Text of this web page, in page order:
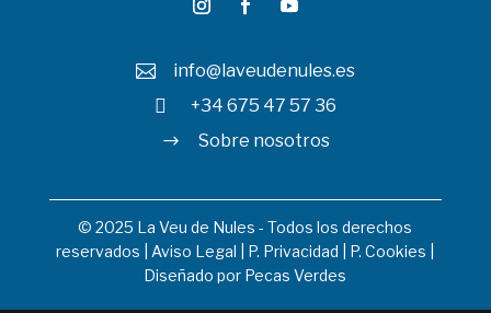
 info@laveudenules.es
 +34 675 47 57 36
$ Sobre nosotros
© 2025 La Veu de Nules - Todos los derechos
reservados | Aviso Legal P. Privacidad P. Cookies
Diseñado por Pecas Verdes